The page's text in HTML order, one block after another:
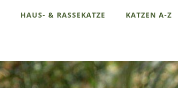
HAUS- & RASSEKATZE KATZEN A-Z